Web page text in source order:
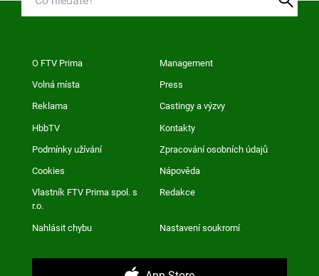
O FTV Prima Management
Volná místa Press
Reklama Castingy a výzvy
HbbTV Kontakty
Podmínky užívání Zpracování osobních údajů
Cookies Nápověda
Vlastník FTV Prima spol. s
r.o.
Redakce
Nahlásit chybu Nastavení soukromí